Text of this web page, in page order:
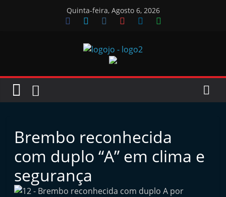
Quinta-feira, Agosto 6, 2026
Jornal
Oficinas
J
o
r
n
Brembo reconhecida
com duplo “A” em clima e
segurança